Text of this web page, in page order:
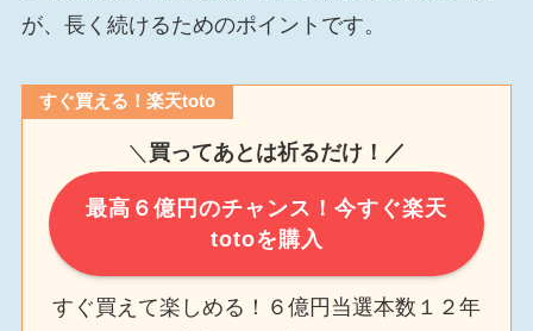
が、長く続けるためのポイントです。
すぐ買える！楽天toto
＼ 買ってあとは祈るだけ！／
最高６億円のチャンス！今すぐ楽天
totoを購入
すぐ買えて楽しめる！６億円当選本数１２年